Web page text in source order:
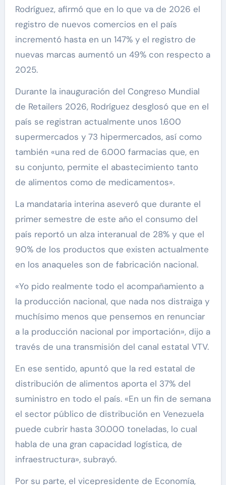
Rodríguez, afirmó que en lo que va de 2026 el
registro de nuevos comercios en el país
incrementó hasta en un 147% y el registro de
nuevas marcas aumentó un 49% con respecto a
2025.
Durante la inauguración del Congreso Mundial
de Retailers 2026, Rodríguez desglosó que en el
país se registran actualmente unos 1.600
supermercados y 73 hipermercados, así como
también «una red de 6.000 farmacias que, en
su conjunto, permite el abastecimiento tanto
de alimentos como de medicamentos».
La mandataria interina aseveró que durante el
primer semestre de este año el consumo del
país reportó un alza interanual de 28% y que el
90% de los productos que existen actualmente
en los anaqueles son de fabricación nacional.
«Yo pido realmente todo el acompañamiento a
la producción nacional, que nada nos distraiga y
muchísimo menos que pensemos en renunciar
a la producción nacional por importación», dijo a
través de una transmisión del canal estatal VTV.
En ese sentido, apuntó que la red estatal de
distribución de alimentos aporta el 37% del
suministro en todo el país. «En un fin de semana
el sector público de distribución en Venezuela
puede cubrir hasta 30.000 toneladas, lo cual
habla de una gran capacidad logística, de
infraestructura», subrayó.
Por su parte, el vicepresidente de Economía,